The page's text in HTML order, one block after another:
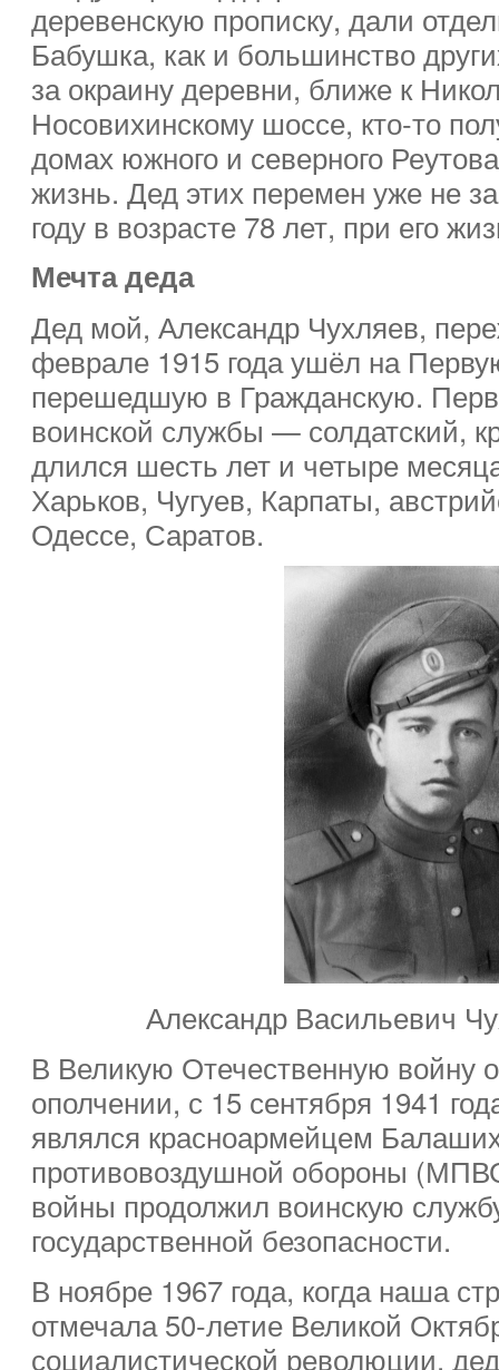
деревенскую прописку, дали
Бабушка, как и большинство
за окраину деревни, ближе к
Носовихинскому шоссе, кто-то
домах южного и северного
жизнь. Дед этих перемен уже не
году в возрасте 78 лет, при его
Мечта деда
Дед мой, Александр Чухляев,
феврале 1915 года ушёл на
перешедшую в Гражданскую.
воинской службы — солдатский,
длился шесть лет и четыре
Харьков, Чугуев, Карпаты,
Одессе, Саратов.
Александр Васильевич
В Великую Отечественную войну
ополчении, с 15 сентября 1941
являлся красноармейцем
противовоздушной обороны
войны продолжил воинскую
государственной безопасности.
В ноябре 1967 года, когда наша
отмечала 50-летие Великой
социалистической революции,